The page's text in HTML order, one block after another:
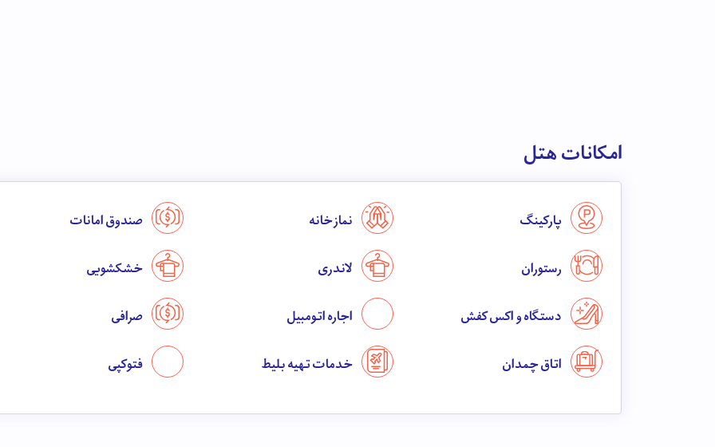
امکانات هتل
پارکینگ نماز خانه صندوق امانات
رستوران لاندری خشکشویی
دستگاه واکس کفش اجاره اتومبیل صرافی
اتاق چمدان خدمات تهیه بلیط فتوکپی